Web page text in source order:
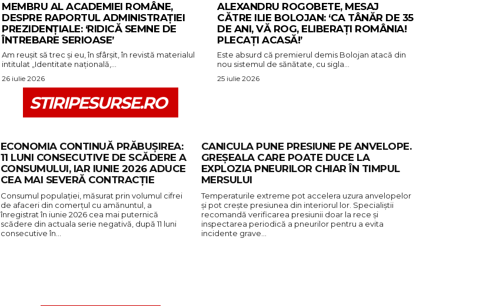
MEMBRU AL ACADEMIEI ROMÂNE,
DESPRE RAPORTUL ADMINISTRAȚIEI
PREZIDENȚIALE: ‘RIDICĂ SEMNE DE
ÎNTREBARE SERIOASE’
Am reușit să trec și eu, în sfârșit, în revistă materialul
intitulat „Identitate națională,...
26 iulie 2026
ALEXANDRU ROGOBETE, MESAJ
CĂTRE ILIE BOLOJAN: ‘CA TÂNĂR DE 35
DE ANI, VĂ ROG, ELIBERAȚI ROMÂNIA!
PLECAȚI ACASĂ!’
Este absurd că premierul demis Bolojan atacă din
nou sistemul de sănătate, cu sigla...
25 iulie 2026
STIRIPESURSE.RO
ECONOMIA CONTINUĂ PRĂBUȘIREA:
11 LUNI CONSECUTIVE DE SCĂDERE A
CONSUMULUI, IAR IUNIE 2026 ADUCE
CEA MAI SEVERĂ CONTRACȚIE
Consumul populației, măsurat prin volumul cifrei
de afaceri din comerțul cu amănuntul, a
înregistrat în iunie 2026 cea mai puternică
scădere din actuala serie negativă, după 11 luni
consecutive în…
CANICULA PUNE PRESIUNE PE ANVELOPE.
GREȘEALA CARE POATE DUCE LA
EXPLOZIA PNEURILOR CHIAR ÎN TIMPUL
MERSULUI
Temperaturile extreme pot accelera uzura anvelopelor
și pot crește presiunea din interiorul lor. Specialiștii
recomandă verificarea presiunii doar la rece și
inspectarea periodică a pneurilor pentru a evita
incidente grave…